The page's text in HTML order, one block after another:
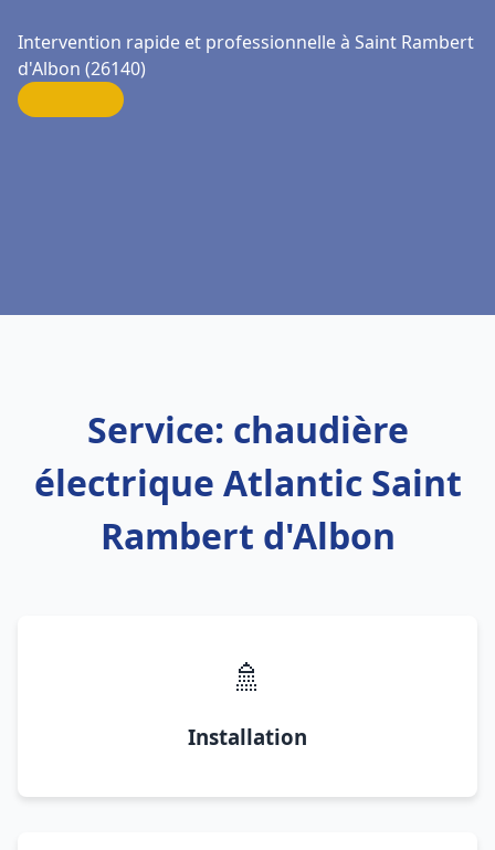
Intervention rapide et professionnelle à Saint Rambert
d'Albon (26140)
Service: chaudière
électrique Atlantic Saint
Rambert d'Albon
🚿
Installation